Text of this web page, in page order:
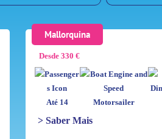
Mallorquina
Desde 330 €
Até 14 Motorsailer
> Saber Mais